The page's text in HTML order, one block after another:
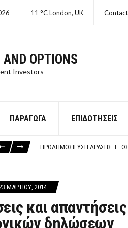
11 °C London, UK Contact
AND OPTIONS
Investors
ΠΑΡΆΓΩΓΑ ΕΠΙΔΟΤΉΣΕΙΣ
ΠΡΟΔΗΜΟΣΊΕΥΣΗ ΔΡΆΣΗΣ:
ΤΑΜΕΊΟ ΜΙΚΡΟΠΙΣΤΏΣΕΩΝ
ΜΑΡΤΊΟΥ, 2014
και
δηλώσεων